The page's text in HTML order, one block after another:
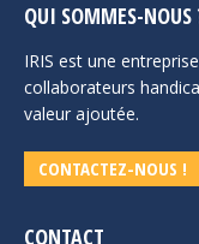
QUI SOMMES-NOUS
IRIS est une
collaborateurs
valeur ajoutée.
CONTACTEZ-NOUS !
CONTACT